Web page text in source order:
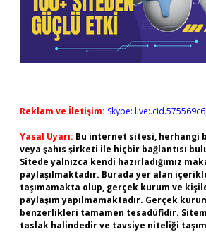
Reklam ve İletişim: Skype:
Yasal Uyarı: Bu internet sitesi, herhangi
veya şahıs şirketi ile hiçbir bağlantısı
Sitede yalnızca kendi hazırladığımız
paylaşılmaktadır. Burada yer alan
taşımamakta olup, gerçek kurum ve
paylaşım yapılmamaktadır. Gerçek
benzerlikleri tamamen tesadüfidir.
taslak halindedir ve tavsiye niteliği